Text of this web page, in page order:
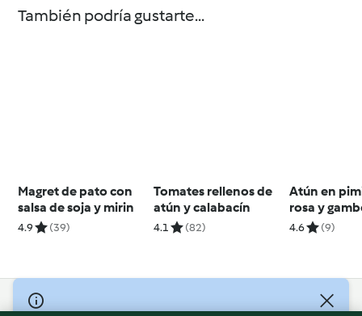
También podría gustarte...
Magret de pato con
salsa de soja y mirin
4.9 (39)
Tomates rellenos de
atún y calabacín
4.1 (82)
Atún en
rosa y
salsa de
4.6 (9)
© Copyright 2026